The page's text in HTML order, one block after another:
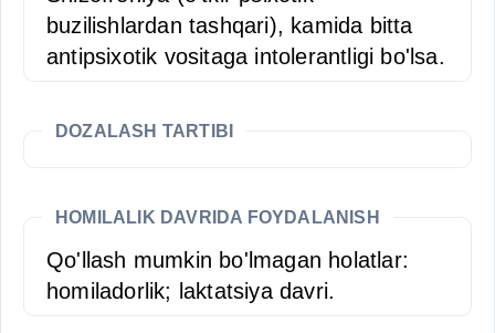
buzilishlardan tashqari), kamida bitta
antipsixotik vositaga intolerantligi bo'lsa.
DOZALASH TARTIBI
HOMILALIK DAVRIDA FOYDALANISH
Qo'llash mumkin bo'lmagan holatlar:
homiladorlik; laktatsiya davri.